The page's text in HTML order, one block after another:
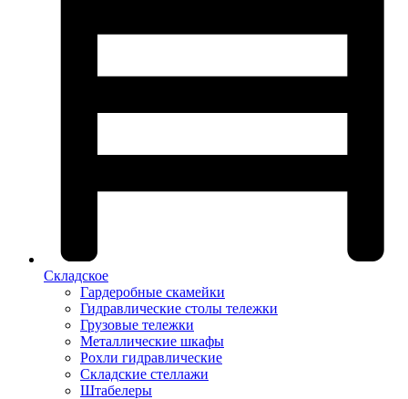
Складское
Гардеробные скамейки
Гидравлические столы тележки
Грузовые тележки
Металлические шкафы
Рохли гидравлические
Складские стеллажи
Штабелеры